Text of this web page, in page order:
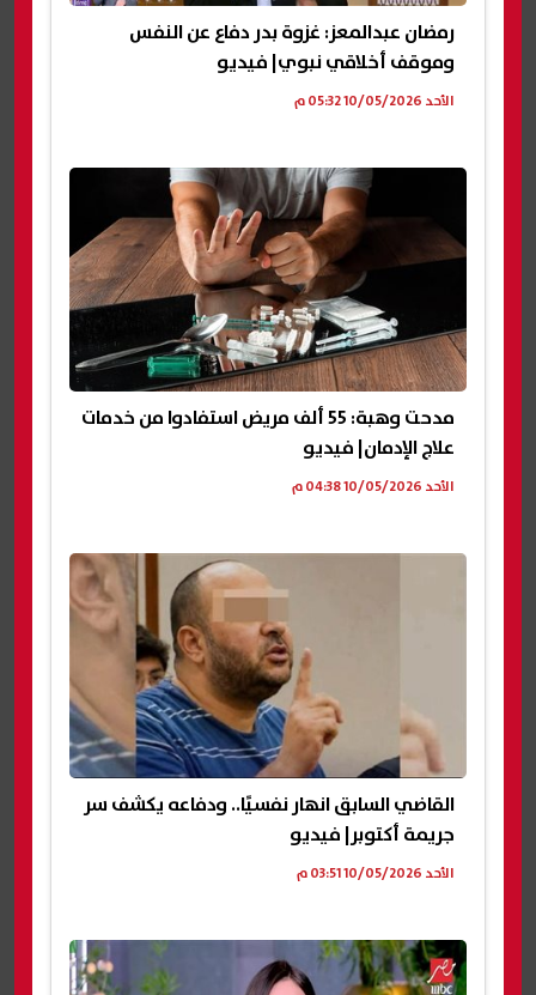
رمضان عبدالمعز: غزوة بدر دفاع عن النفس
وموقف أخلاقي نبوي| فيديو
الأحد 10/05/2026 05:32 م
مدحت وهبة: 55 ألف مريض استفادوا من خدمات
علاج الإدمان| فيديو
الأحد 10/05/2026 04:38 م
القاضي السابق انهار نفسيًا.. ودفاعه يكشف سر
جريمة أكتوبر| فيديو
الأحد 10/05/2026 03:51 م